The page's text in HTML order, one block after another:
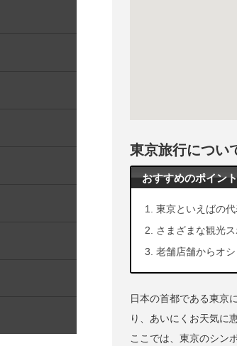
東京旅行につい
おすすめのポイン
東京といえばの
さまざまな観光
老舗店舗からオ
日本の首都である東京
り、あいにくお天気に
ここでは、東京のシン